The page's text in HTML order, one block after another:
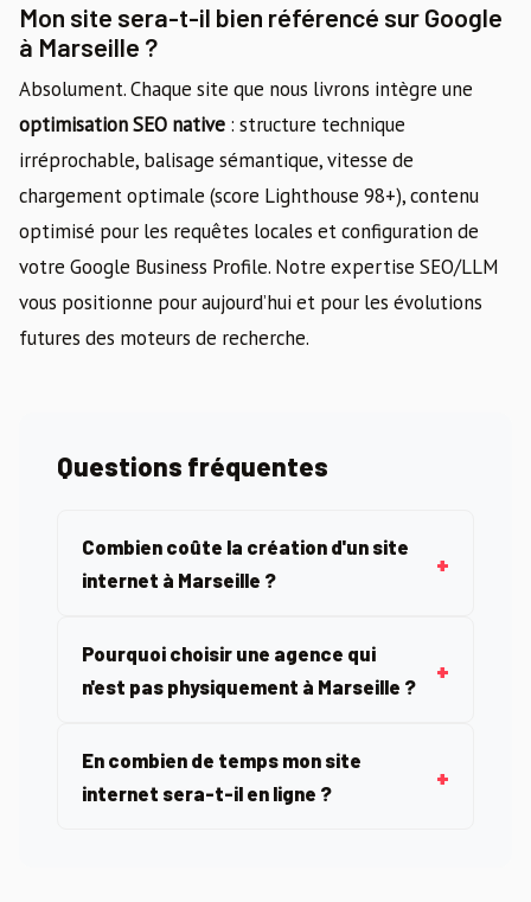
Mon site sera-t-il bien référencé sur Google
à Marseille ?
Absolument. Chaque site que nous livrons intègre une
optimisation SEO native : structure technique
irréprochable, balisage sémantique, vitesse de
chargement optimale (score Lighthouse 98+), contenu
optimisé pour les requêtes locales et configuration de
votre Google Business Profile. Notre expertise SEO/LLM
vous positionne pour aujourd’hui et pour les évolutions
futures des moteurs de recherche.
Questions fréquentes
Combien coûte la création d'un site
internet à Marseille ?
Pourquoi choisir une agence qui
n'est pas physiquement à Marseille ?
En combien de temps mon site
internet sera-t-il en ligne ?